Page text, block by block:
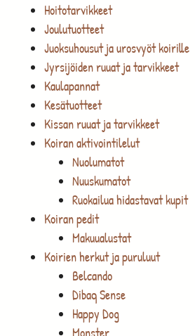
Hoitotarvikkeet
Joulutuotteet
Juoksuhousut ja urosvyöt koirille
Jyrsijöiden ruuat ja tarvikkeet
Kaulapannat
Kesätuotteet
Kissan ruuat ja tarvikkeet
Koiran aktivointilelut
Nuolumatot
Nuuskumatot
Ruokailua hidastavat kupit
Koiran pedit
Makuualustat
Koirien herkut ja puruluut
Belcando
Dibaq Sense
Happy Dog